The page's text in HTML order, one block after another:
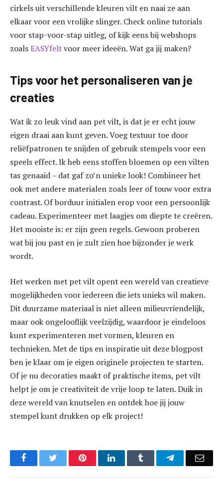
cirkels uit verschillende kleuren vilt en naai ze aan
elkaar voor een vrolijke slinger. Check online tutorials
voor stap-voor-stap uitleg, of kijk eens bij webshops
zoalsEASYfeltvoor meer ideeën. Wat ga jij maken?
Tips voor het personaliseren van je
creaties
Wat ik zo leuk vind aan pet vilt, is dat je er echt jouw
eigen draai aan kunt geven. Voeg textuur toe door
reliëfpatronen te snijden of gebruik stempels voor een
speels effect. Ik heb eens stoffen bloemen op een vilten
tas genaaid – dat gaf zo’n unieke look! Combineer het
ook met andere materialen zoals leer of touw voor extra
contrast. Of borduur initialen erop voor een persoonlijk
cadeau. Experimenteer met laagjes om diepte te creëren.
Het mooiste is: er zijn geen regels. Gewoon proberen
wat bij jou past en je zult zien hoe bijzonder je werk
wordt.
Het werken met pet vilt opent een wereld van creatieve
mogelijkheden voor iedereen die iets unieks wil maken.
Dit duurzame materiaal is niet alleen milieuvriendelijk,
maar ook ongelooflijk veelzijdig, waardoor je eindeloos
kunt experimenteren met vormen, kleuren en
technieken. Met de tips en inspiratie uit deze blogpost
ben je klaar om je eigen originele projecten te starten.
Of je nu decoraties maakt of praktische items, pet vilt
helpt je om je creativiteit de vrije loop te laten. Duik in
deze wereld van knutselen en ontdek hoe jij jouw
stempel kunt drukken op elk project!
FacebookTwitter PinterestLinkedIn Tumblr Telegram